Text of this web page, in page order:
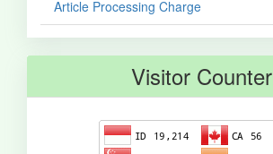
Article Processing Charge
Visitor Counter